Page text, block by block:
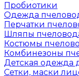
Пробиотики
Одежда
Перчатки
Шляпы
Костюмы
Комбинезоны
Детская одежда
Сетки, маски